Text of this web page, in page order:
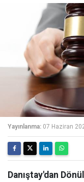
Yayınlanma: 07 Haziran
Danıştay'dan